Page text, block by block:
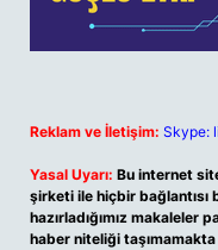
Reklam ve İletişim: Skype:
Yasal Uyarı: Bu internet
şirketi ile hiçbir bağlantısı
hazırladığımız makaleler
haber niteliği